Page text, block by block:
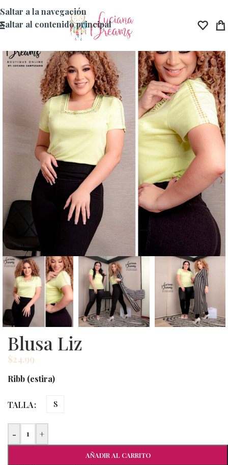
Saltar a la navegación
Saltar al contenido principal
Blusa Liz
$24.99
Ribb (estira)
TALLA S
- +
AÑADIR AL CARRITO